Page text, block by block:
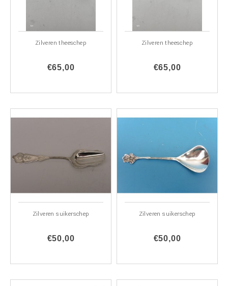
Zilveren theeschep
€65,00
Zilveren theeschep
€65,00
Zilveren suikerschep
€50,00
Zilveren suikerschep
€50,00